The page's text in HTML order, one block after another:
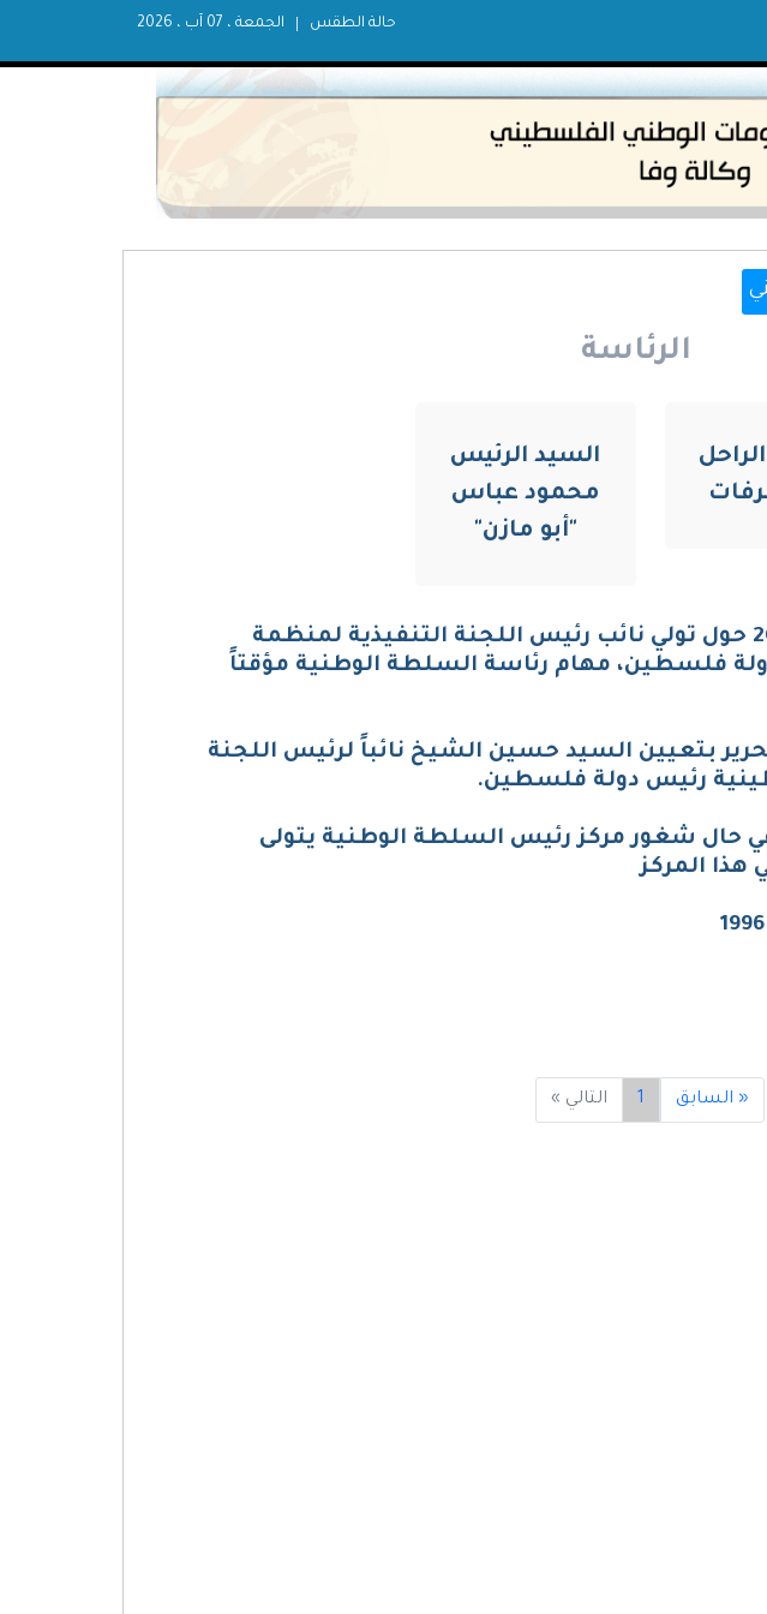
الجمعة ، 07 آب ، 2026 حالة الطقس
الرئاسة
السيد الرئيس
محمود عباس
"أبو مازن"
الاعلان الدستوري رقم 1 لسنة 2025 حول تولي نائب رئيس اللجنة التنفيذية لمنظمة
فلسطين، مهام رئاسة السلطة الوطنية مؤقتاً
بتعيين السيد حسين الشيخ نائباً لرئيس اللجنة
رئيس دولة فلسطين.
دستوري رقم 1 لسنة 2024 في حال شغور مركز رئيس السلطة الوطنية يتولى
المركز
« السابق 1 التالي »